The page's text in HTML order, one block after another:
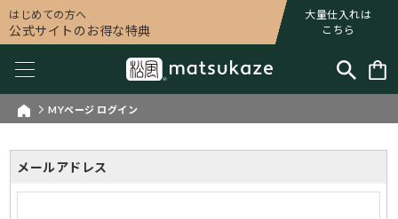
はじめての方へ
公式サイトのお得な特典
大量仕入れは
こちら
MYページ ログイン
メールアドレス